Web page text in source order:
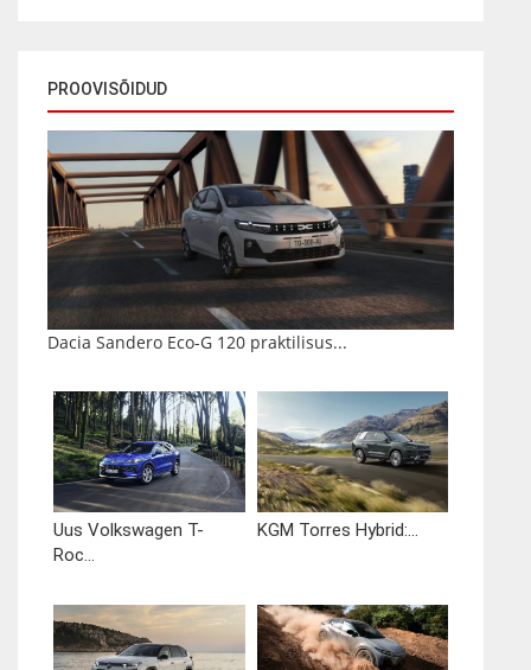
PROOVISÕIDUD
Dacia Sandero Eco-G 120 praktilisus...
Uus Volkswagen T-
Roc...
KGM Torres Hybrid:...